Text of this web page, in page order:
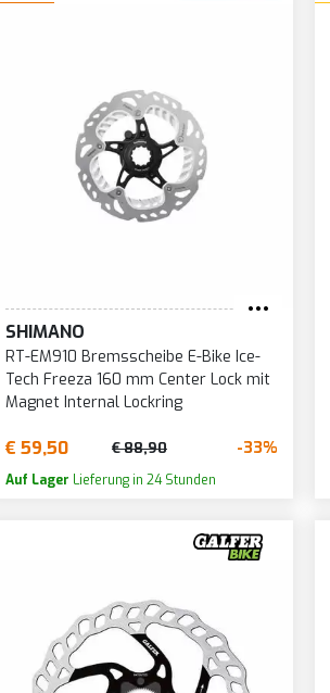
SHIMANO
RT-EM910 Bremsscheibe E-Bike Ice-
Tech Freeza 160 mm Center Lock mit
Magnet Internal Lockring
€ 59,50 € 88,90 -33%
Auf Lager Lieferung in 24 Stunden